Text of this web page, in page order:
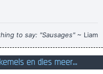
to say: "Sausages"~ Liam
a Brit Award in 1996...
= Laughing Out
en dies meer...